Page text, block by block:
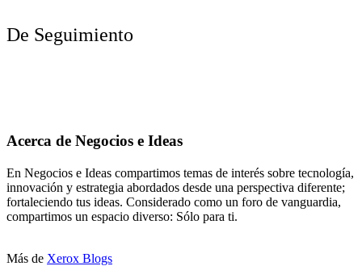
De Seguimiento
Acerca de Negocios e Ideas
En Negocios e Ideas compartimos temas de interés sobre tecnología,
innovación y estrategia abordados desde una perspectiva diferente;
fortaleciendo tus ideas. Considerado como un foro de vanguardia,
compartimos un espacio diverso: Sólo para ti.
Más de Xerox Blogs